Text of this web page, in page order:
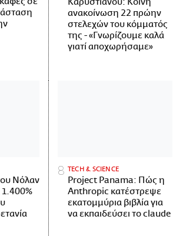
ανακοίνωση 22 πρώην
στελεχών του κόμματός
της - «Γνωρίζουμε καλά
γιατί αποχωρήσαμε»
Νόλαν
1.400%
ΤECH & SCIENCE
Project Panama: Πώς η
Anthropic κατέστρεψε
εκατομμύρια βιβλία για
να εκπαιδεύσει το claude